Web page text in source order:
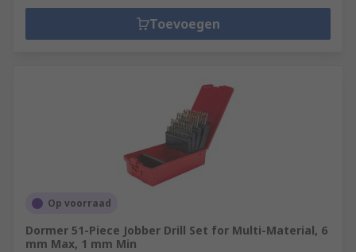
Toevoegen
Op voorraad
Dormer 51-Piece Jobber Drill Set for Multi-Material, 6
mm Max, 1 mm Min